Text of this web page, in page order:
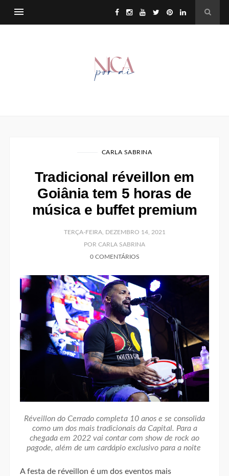
CARLA SABRINA
Tradicional réveillon em
Goiânia tem 5 horas de
música e buffet premium
TERÇA-FEIRA, DEZEMBRO 14, 2021
POR CARLA SABRINA
0 COMENTÁRIOS
Réveillon do Cerrado completa 10 anos e se consolida
como um dos mais tradicionais da Capital. Para a
chegada em 2022 vai contar com show de rock ao
pagode, além de um cardápio exclusivo para a noite
A festa de réveillon é um dos eventos mais